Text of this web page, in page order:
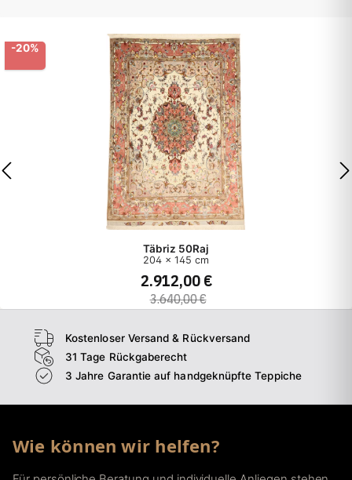
Täbriz 50Raj
139 x 104 cm
1.550,00 €
Kostenloser Versand & Rückversand
31 Tage Rückgaberecht
3 Jahre Garantie auf handgeknüpfte Teppiche
Wie können wir helfen?